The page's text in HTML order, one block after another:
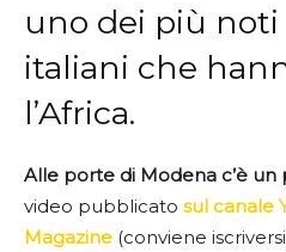
uno dei più noti
italiani che
l’Africa.
Alle porte di Modena c’è un
video pubblicato sul canale
Magazine (conviene